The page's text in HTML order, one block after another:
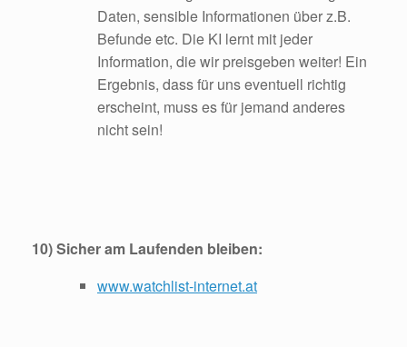
Daten, sensible Informationen über z.B.
Befunde etc. Die KI lernt mit jeder
Information, die wir preisgeben weiter! Ein
Ergebnis, dass für uns eventuell richtig
erscheint, muss es für jemand anderes
nicht sein!
10) Sicher am Laufenden bleiben:
www.watchlist-internet.at